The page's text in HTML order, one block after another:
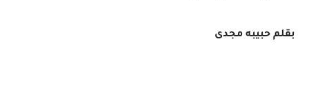
بقلم حبيبه مجدى